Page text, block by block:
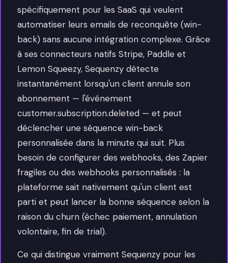
spécifiquement pour les SaaS qui veulent
automatiser leurs emails de reconquête (win-
back) sans aucune intégration complexe. Grâce
à ses connecteurs natifs Stripe, Paddle et
Lemon Squeezy, Sequenzy détecte
instantanément lorsqu'un client annule son
abonnement — l'événement
customer.subscription.deleted — et peut
déclencher une séquence win-back
personnalisée dans la minute qui suit. Plus
besoin de configurer des webhooks, des Zapier
fragiles ou des webhooks personnalisés : la
plateforme sait nativement qu'un client est
parti et peut lancer la bonne séquence selon la
raison du churn (échec paiement, annulation
volontaire, fin de trial).
Ce qui distingue vraiment Sequenzy pour les